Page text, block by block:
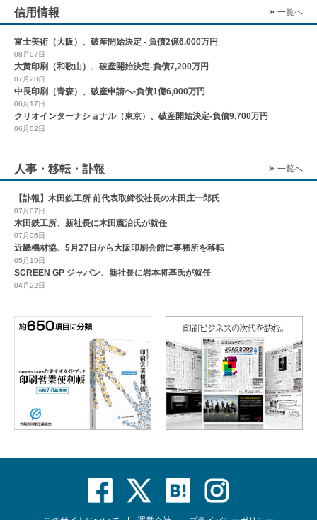
信用情報 一覧へ
富士美術（大阪）、破産開始決定 - 負債2億6,000万円
08月07日
大黄印刷（和歌山）、破産開始決定-負債7,200万円
07月28日
中長印刷（青森）、破産申請へ-負債1億6,000万円
06月17日
クリオインターナショナル（東京）、破産開始決定-負債9,700万円
06月02日
人事・移転・訃報 一覧へ
【訃報】木田鉄工所 前代表取締役社長の木田庄一郎氏
07月07日
木田鉄工所、新社長に木田憲治氏が就任
07月06日
近畿機材協、5月27日から大阪印刷会館に事務所を移転
05月19日
SCREEN GP ジャパン、新社長に岩本将基氏が就任
04月22日